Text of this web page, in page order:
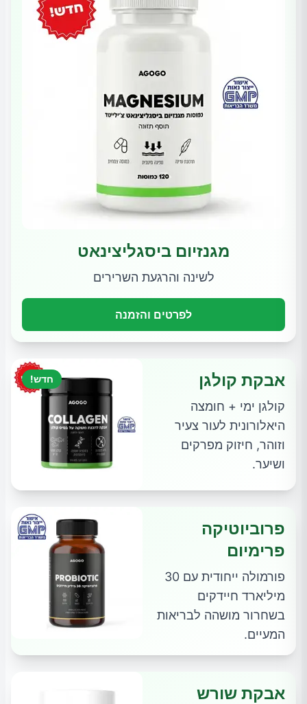
מגנזיום ביסגליצינאט
לשינה והרגעת השרירים
לפרטים והזמנה
חדש! אבקת קולגן
קולגן ימי + חומצה
היאלורונית לעור צעיר
וזוהר, חיזוק מפרקים
ושיער.
פרוביוטיקה
פרימיום
פורמולה ייחודית עם 30
מיליארד חיידקים
בשחרור מושהה לבריאות
המעיים.
אבקת שורש